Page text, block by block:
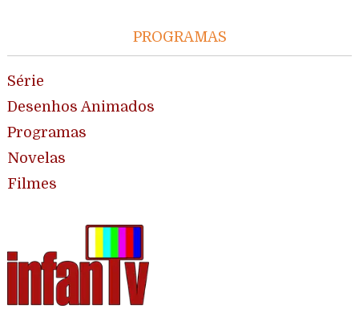
PROGRAMAS
Série
Desenhos Animados
Programas
Novelas
Filmes